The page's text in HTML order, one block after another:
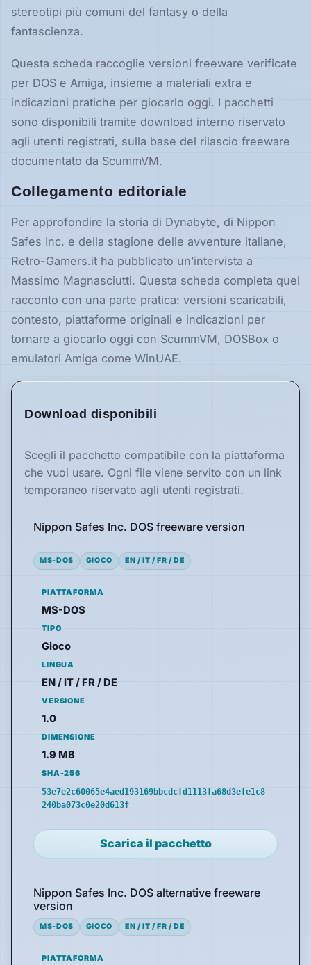
stereotipi più comuni del fantasy o della
fantascienza.
Questa scheda raccoglie versioni freeware verificate
per DOS e Amiga, insieme a materiali extra e
indicazioni pratiche per giocarlo oggi. I pacchetti
sono disponibili tramite download interno riservato
agli utenti registrati, sulla base del rilascio freeware
documentato da ScummVM.
Collegamento editoriale
Per approfondire la storia di Dynabyte, di Nippon
Safes Inc. e della stagione delle avventure italiane,
Retro-Gamers.it ha pubblicato un’intervista a
Massimo Magnasciutti. Questa scheda completa quel
racconto con una parte pratica: versioni scaricabili,
contesto, piattaforme originali e indicazioni per
tornare a giocarlo oggi con ScummVM, DOSBox o
emulatori Amiga come WinUAE.
Download disponibili
Scegli il pacchetto compatibile con la piattaforma
che vuoi usare. Ogni file viene servito con un link
temporaneo riservato agli utenti registrati.
Nippon Safes Inc. DOS freeware version
MS-DOS GIOCO EN / IT / FR / DE
PIATTAFORMA
MS-DOS
TIPO
Gioco
LINGUA
EN / IT / FR / DE
VERSIONE
1.0
DIMENSIONE
1.9 MB
SHA-256
53e7e2c60065e4aed193169bbcdcfd1113fa68d3efe1c8
240ba073c0e20d613f
Scarica il pacchetto
Nippon Safes Inc. DOS alternative freeware
version
MS-DOS GIOCO EN / IT / FR / DE
PIATTAFORMA